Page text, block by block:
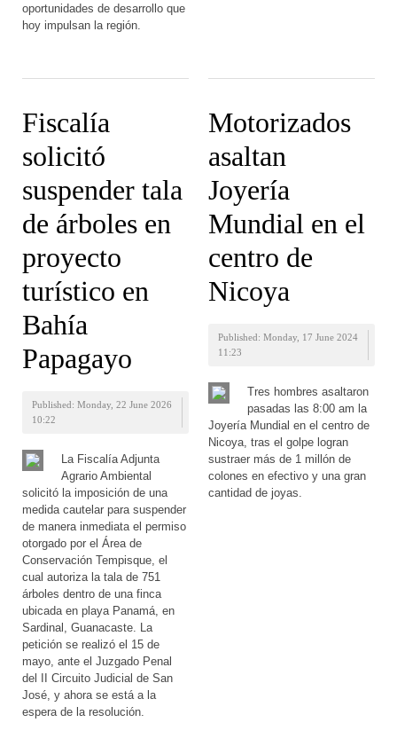
oportunidades de desarrollo que
hoy impulsan la región.
Fiscalía
solicitó
suspender tala
de árboles en
proyecto
turístico en
Bahía
Papagayo
Published: Monday, 22 June 2026
10:22
La Fiscalía Adjunta
Agrario Ambiental
solicitó la imposición de una
medida cautelar para suspender
de manera inmediata el permiso
otorgado por el Área de
Conservación Tempisque, el
cual autoriza la tala de 751
árboles dentro de una finca
ubicada en playa Panamá, en
Sardinal, Guanacaste. La
petición se realizó el 15 de
mayo, ante el Juzgado Penal
del II Circuito Judicial de San
José, y ahora se está a la
espera de la resolución.
Motorizados
asaltan
Joyería
Mundial en el
centro de
Nicoya
Published: Monday, 17 June 2024
11:23
Tres hombres asaltaron
pasadas las 8:00 am la
Joyería Mundial en el centro de
Nicoya, tras el golpe logran
sustraer más de 1 millón de
colones en efectivo y una gran
cantidad de joyas.